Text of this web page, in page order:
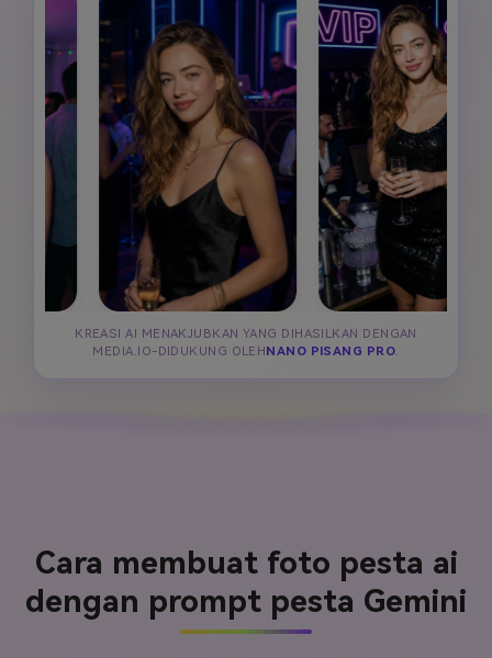
KREASI AI MENAKJUBKAN YANG DIHASILKAN DENGAN
MEDIA.IO-DIDUKUNG OLEH NANO PISANG PRO.
Cara membuat foto pesta ai
dengan prompt pesta Gemini